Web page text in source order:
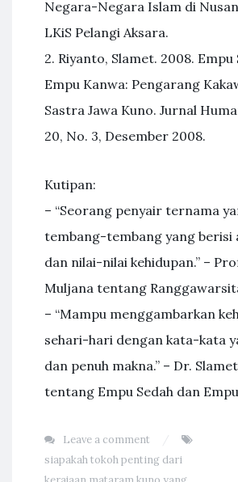
Negara-Negara Islam di
LKiS Pelangi Aksara.
2. Riyanto, Slamet. 2008. Empu
Empu Kanwa: Pengarang
Sastra Jawa Kuno. Jurnal
20, No. 3, Desember 2008.
Kutipan:
– “Seorang penyair ternama
tembang-tembang yang berisi
dan nilai-nilai kehidupan.” –
Muljana tentang
– “Mampu menggambarkan
sehari-hari dengan kata-kata
dan penuh makna.” – Dr.
tentang Empu Sedah dan
Leave a comment
siapakah tokoh penting dari